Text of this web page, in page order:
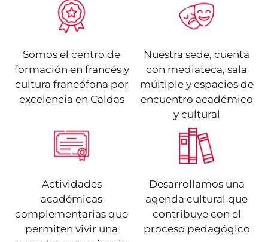
Somos el centro de
formación en francés y
cultura francófona por
excelencia en Caldas
Nuestra sede, cuenta
con mediateca, sala
múltiple y espacios de
encuentro académico
y cultural
Actividades
académicas
complementarias que
permiten vivir una
Desarrollamos una
agenda cultural que
contribuye con el
proceso pedagógico